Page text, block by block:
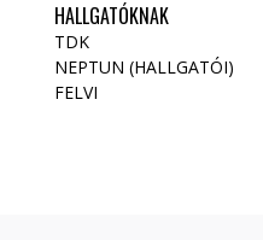
HALLGATÓKNAK
TDK
NEPTUN (HALLGATÓI)
FELVI